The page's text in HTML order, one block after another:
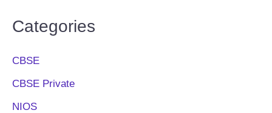
Categories
CBSE
CBSE Private
NIOS